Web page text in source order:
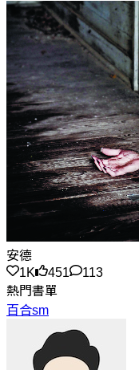
安德
1K
451
113
熱門書單
百合sm